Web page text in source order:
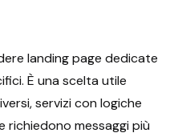
landing page dedicate
È una scelta utile
servizi con logiche
richiedono messaggi più